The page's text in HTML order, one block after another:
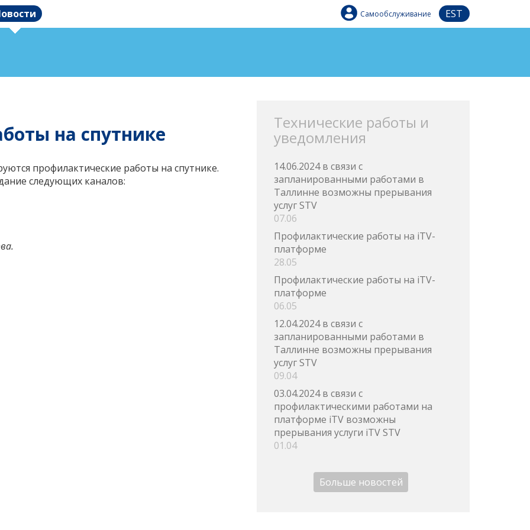
Самообслуживание EST
на спутнике
профилактические работы на спутнике.
следующих каналов:
Технические работы и
уведомления
14.06.2024 в связи с
запланированными работами в
Таллинне возможны прерывания
услуг STV
07.06
Профилактические работы на iTV-
платформе
28.05
Профилактические работы на iTV-
платформе
06.05
12.04.2024 в связи с
запланированными работами в
Таллинне возможны прерывания
услуг STV
09.04
03.04.2024 в связи с
профилактическими работами на
платформе iTV возможны
прерывания услуги iTV STV
01.04
Больше новостей